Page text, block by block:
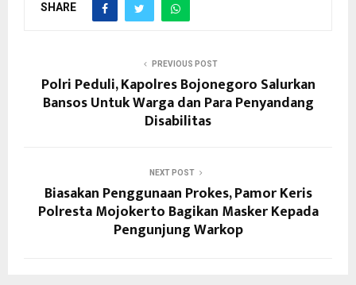
SHARE
PREVIOUS POST
Polri Peduli, Kapolres Bojonegoro Salurkan
Bansos Untuk Warga dan Para Penyandang
Disabilitas
NEXT POST
Biasakan Penggunaan Prokes, Pamor Keris
Polresta Mojokerto Bagikan Masker Kepada
Pengunjung Warkop